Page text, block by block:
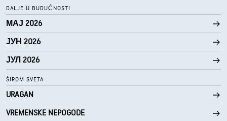
DALJE U BUDUĆNOSTI
МАЈ 2026
ЈУН 2026
ЈУЛ 2026
ŠIROM SVETA
URAGAN
VREMENSKE NEPOGODE